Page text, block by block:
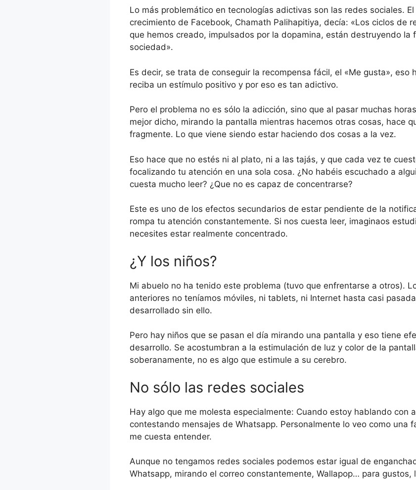
Lo más problemático en tecnologías adictivas son las redes sociales.
crecimiento de Facebook, Chamath Palihapitiya, decía: «Los ciclos de
que hemos creado, impulsados por la dopamina, están destruyendo la
sociedad».
Es decir, se trata de conseguir la recompensa fácil, el «Me gusta», eso
reciba un estímulo positivo y por eso es tan adictivo.
Pero el problema no es sólo la adicción, sino que al pasar muchas
mejor dicho, mirando la pantalla mientras hacemos otras cosas, hace
fragmente. Lo que viene siendo estar haciendo dos cosas a la vez.
Eso hace que no estés ni al plato, ni a las tajás, y que cada vez te
focalizando tu atención en una sola cosa. ¿No habéis escuchado a
cuesta mucho leer? ¿Que no es capaz de concentrarse?
Este es uno de los efectos secundarios de estar pendiente de la
rompa tu atención constantemente. Si nos cuesta leer, imaginaos
necesites estar realmente concentrado.
¿Y los niños?
Mi abuelo no ha tenido este problema (tuvo que enfrentarse a otros).
anteriores no teníamos móviles, ni tablets, ni Internet hasta casi
desarrollado sin ello.
Pero hay niños que se pasan el día mirando una pantalla y eso tiene
desarrollo. Se acostumbran a la estimulación de luz y color de la
soberanamente, no es algo que estimule a su cerebro.
No sólo las redes sociales
Hay algo que me molesta especialmente: Cuando estoy hablando con
contestando mensajes de Whatsapp. Personalmente lo veo como una
me cuesta entender.
Aunque no tengamos redes sociales podemos estar igual de
Whatsapp, mirando el correo constantemente, Wallapop… para gustos,